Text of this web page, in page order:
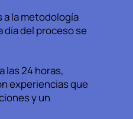
a la metodología
día del proceso se
las 24 horas,
experiencias que
y un